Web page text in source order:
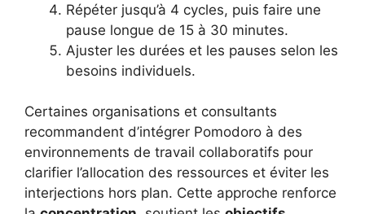
Répéter jusqu’à 4 cycles, puis faire une
pause longue de 15 à 30 minutes.
Ajuster les durées et les pauses selon les
besoins individuels.
Certaines organisations et consultants
recommandent d’intégrer Pomodoro à des
environnements de travail collaboratifs pour
clarifier l’allocation des ressources et éviter les
interjections hors plan. Cette approche renforce